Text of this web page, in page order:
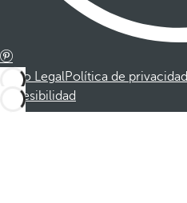
Aviso LegalPolítica de privacidad
Accesibilidad